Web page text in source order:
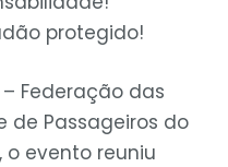
protegido!
– Federação das
de Passageiros do
o evento reuniu